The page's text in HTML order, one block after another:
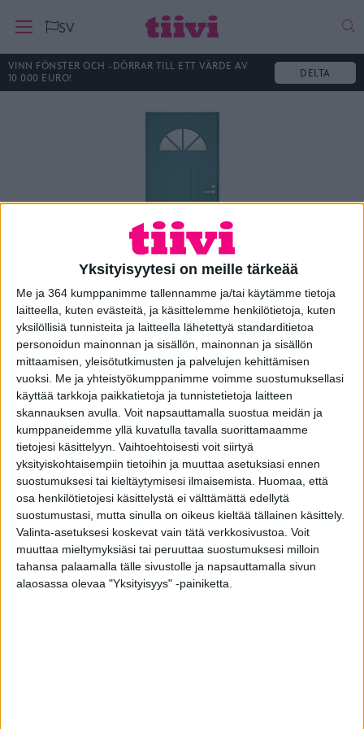
Yksityisyytesi on meille tärkeää
Me ja 364 kumppanimme tallennamme ja/tai käytämme tietoja
laitteella, kuten evästeitä, ja käsittelemme henkilötietoja, kuten
yksilöllisiä tunnisteita ja laitteella lähetettyä standarditietoa
personoidun mainonnan ja sisällön, mainonnan ja sisällön
mittaamisen, yleisötutkimusten ja palvelujen kehittämisen
vuoksi. Me ja yhteistyökumppanimme voimme suostumuksellasi
käyttää tarkkoja paikkatietoja ja tunnistetietoja laitteen
skannauksen avulla. Voit napsauttamalla suostua meidän ja
kumppaneidemme yllä kuvatulla tavalla suorittamaamme
tietojesi käsittelyyn. Vaihtoehtoisesti voit siirtyä
yksityiskohtaisempiin tietoihin ja muuttaa asetuksiasi ennen
suostumuksesi tai kieltäytymisesi ilmaisemista.
Huomaa, että
osa henkilötietojesi käsittelystä ei välttämättä edellytä
suostumustasi, mutta sinulla on oikeus kieltää tällainen käsittely.
Valinta-asetuksesi koskevat vain tätä verkkosivustoa. Voit
muuttaa mieltymyksiäsi tai peruuttaa suostumuksesi milloin
tahansa palaamalla tälle sivustolle ja napsauttamalla sivun
alaosassa olevaa "Yksityisyys" -painiketta.
SV Hae
VINN FÖNSTER OCH -DÖRRAR TILL ETT VÄRDE AV
10 000 EURO!
DELTA
Ulko-ovi Klassikko D3
Puhuttelevan elegantti ulko-ovi Klassikko D3 sisältää
sopivassa suhteessa pehmeyttä ja ryhdikkyyttä.
Puoliympyrän muotoinen ikkuna on varustettu kauniilla
koristeristikolla. Ovilehden pinnassa on klassista
pystylaudoitusta muistuttava kuviouritus.
Piilosaranointi on ainutlaatuinen lisävarusteominaisuus
Tiivin ulko-ovissa. Oven rakenteen sisään upotetut saranat
tukevat ovea juuri oikeista kohdista. Piilosaranoinnin
ansiosta ulko-ovesi pysyy ryhdikkäästi paikallaan ja ovi on
aina kevyt ja vaivaton avata sekä sulkea.
Tähän malliin suositellaan Vitória-painiketta ja vakiolasina
on kirkas lasi.